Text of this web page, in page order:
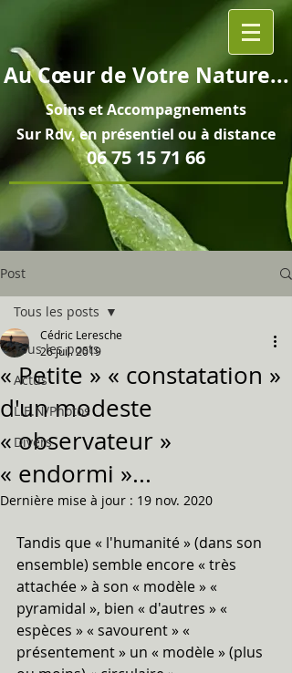
AuCœurde Votre Nature...
Soins etAccompagnements
Sur Rdv, en présentiel ou à distance
06 75 15 71 66
Post
Tous les posts
Actus
L.E.N/Photos
Divers
Tous les posts
« Petite » « constatation »
d'un modeste
« observateur »
« endormi »...
Cédric Leresche
26 juil. 2019
Dernière mise à jour : 19 nov. 2020
Tandis que « l'humanité » (dans son
ensemble) semble encore « très
attachée » à son « modèle » «
pyramidal », bien « d'autres » «
espèces » « savourent » «
présentement » un « modèle » (plus